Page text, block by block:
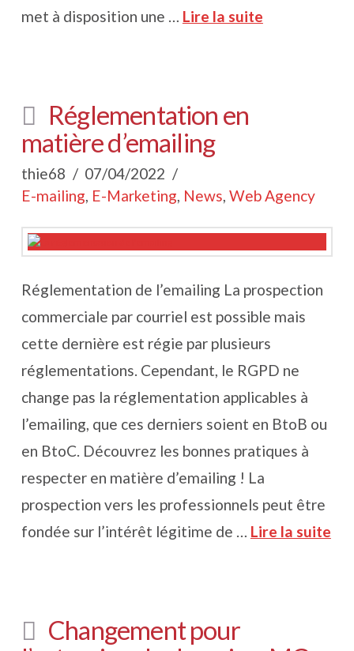
met à disposition une … Lire la suite
Réglementation en
matière d’emailing
thie68
07/04/2022
E-mailing, E-Marketing, News, Web Agency
Réglementation de l’emailing La prospection
commerciale par courriel est possible mais
cette dernière est régie par plusieurs
réglementations. Cependant, le RGPD ne
change pas la réglementation applicables à
l’emailing, que ces derniers soient en BtoB ou
en BtoC. Découvrez les bonnes pratiques à
respecter en matière d’emailing ! La
prospection vers les professionnels peut être
fondée sur l’intérêt légitime de … Lire la suite
Changement pour